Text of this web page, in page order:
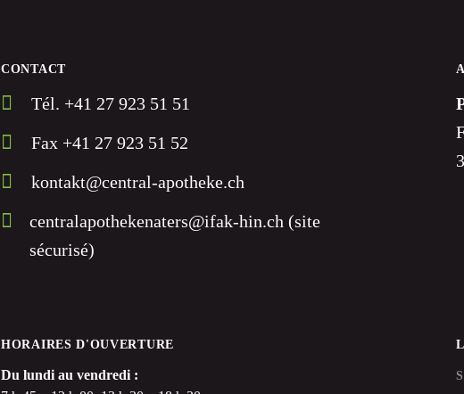
CONTACT
Tél. +41 27 923 51 51
Fax +41 27 923 51 52
kontakt@central-apotheke.ch
centralapothekenaters@ifak-hin.ch (site
sécurisé)
HORAIRES D'OUVERTURE
Du lundi au vendredi :